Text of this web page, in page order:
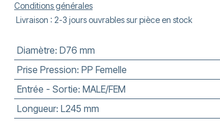
Conditions générales
Livraison : 2-3 jours ouvrables sur pièce en stock
Diamètre: D76 mm
Prise Pression: PP Femelle
Entrée - Sortie: MALE/FEM
Longueur: L245 mm